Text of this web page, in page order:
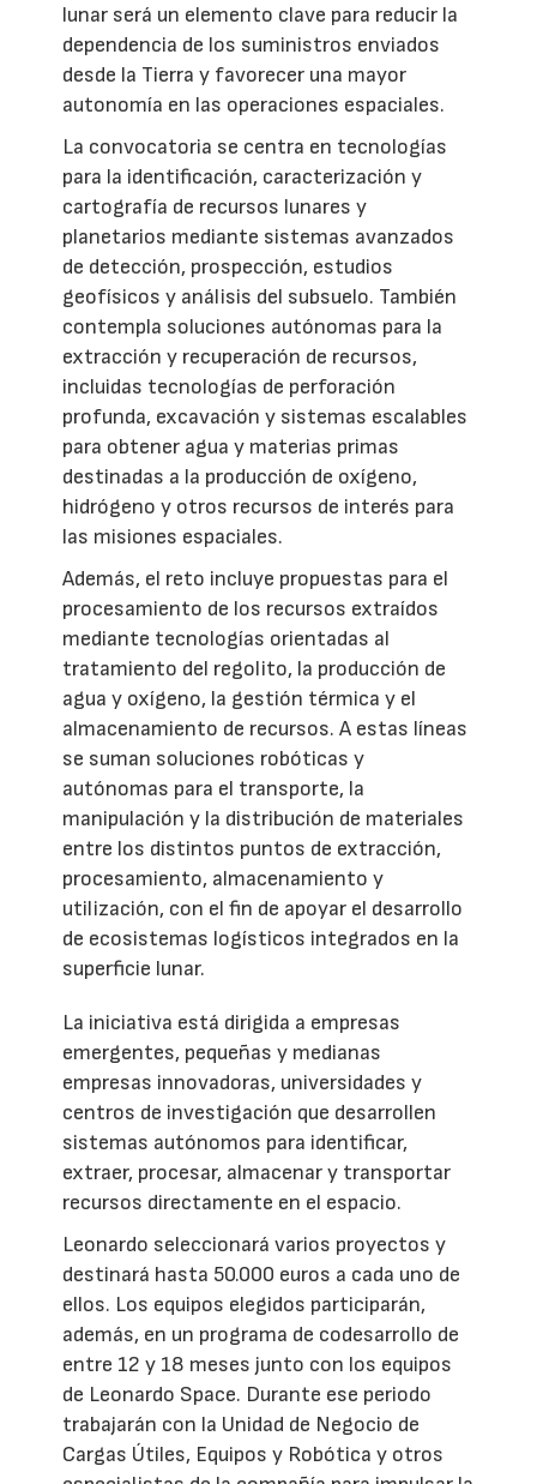
lunar será un elemento clave para reducir la
dependencia de los suministros enviados
desde la Tierra y favorecer una mayor
autonomía en las operaciones espaciales.
La convocatoria se centra en tecnologías
para la identificación, caracterización y
cartografía de recursos lunares y
planetarios mediante sistemas avanzados
de detección, prospección, estudios
geofísicos y análisis del subsuelo. También
contempla soluciones autónomas para la
extracción y recuperación de recursos,
incluidas tecnologías de perforación
profunda, excavación y sistemas escalables
para obtener agua y materias primas
destinadas a la producción de oxígeno,
hidrógeno y otros recursos de interés para
las misiones espaciales.
Además, el reto incluye propuestas para el
procesamiento de los recursos extraídos
mediante tecnologías orientadas al
tratamiento del regolito, la producción de
agua y oxígeno, la gestión térmica y el
almacenamiento de recursos. A estas líneas
se suman soluciones robóticas y
autónomas para el transporte, la
manipulación y la distribución de materiales
entre los distintos puntos de extracción,
procesamiento, almacenamiento y
utilización, con el fin de apoyar el desarrollo
de ecosistemas logísticos integrados en la
superficie lunar.
La iniciativa está dirigida a empresas
emergentes, pequeñas y medianas
empresas innovadoras, universidades y
centros de investigación que desarrollen
sistemas autónomos para identificar,
extraer, procesar, almacenar y transportar
recursos directamente en el espacio.
Leonardo seleccionará varios proyectos y
destinará hasta 50.000 euros a cada uno de
ellos. Los equipos elegidos participarán,
además, en un programa de codesarrollo de
entre 12 y 18 meses junto con los equipos
de Leonardo Space. Durante ese periodo
trabajarán con la Unidad de Negocio de
Cargas Útiles, Equipos y Robótica y otros